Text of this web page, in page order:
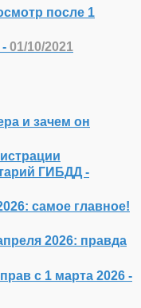
после 1
01/10/2021
и зачем он
ГИБДД -
самое главное!
2026: правда
с 1 марта 2026 -